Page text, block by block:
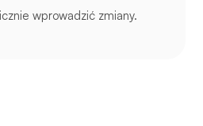
wprowadzić zmiany.